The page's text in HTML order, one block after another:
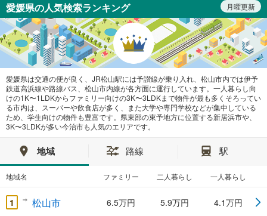
月曜更新
愛媛県の人気検索ランキング
愛媛県は交通の便が良く、JR松山駅には予讃線が乗り入れ、松山市内では伊予
鉄道高浜線や路線バス、松山市内線が各方面に運行しています。一人暮らし向
けの1K〜1LDKからファミリー向けの3K〜3LDKまで物件が最も多くそろってい
る市内は、スーパーや飲食店が多く、また大学や専門学校などが集中している
ため、学生向けの物件も豊富です。県東部の東予地方に位置する新居浜市や、
3K〜3LDKが多い今治市も人気のエリアです。
地域 路線 駅
地域名 ファミリー 二人暮らし 一人暮らし
1 松山市 6.5万円 5.9万円 4.1万円